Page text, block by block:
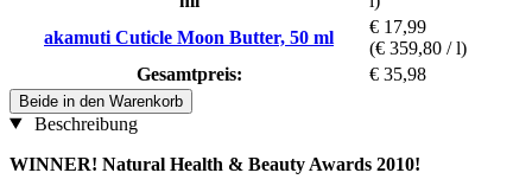
akamuti Cuticle Moon Butter, 50 ml
€ 17,99
(€ 359,80 / l)
Gesamtpreis:
€ 35,98
Beide in den Warenkorb
Beschreibung
WINNER! Natural Health & Beauty Awards 2010!